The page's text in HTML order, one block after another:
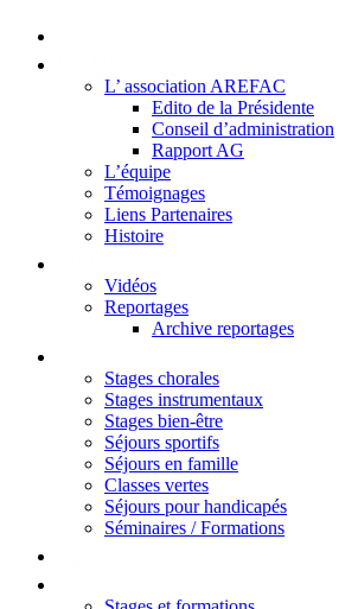
L’ association AREFAC
Edito de la Présidente
Conseil d’administration
Rapport AG
L’équipe
Témoignages
Liens Partenaires
Histoire
Vidéos
Reportages
Archive reportages
Stages chorales
Stages instrumentaux
Stages bien-être
Séjours sportifs
Séjours en famille
Classes vertes
Séjours pour handicapés
Séminaires / Formations